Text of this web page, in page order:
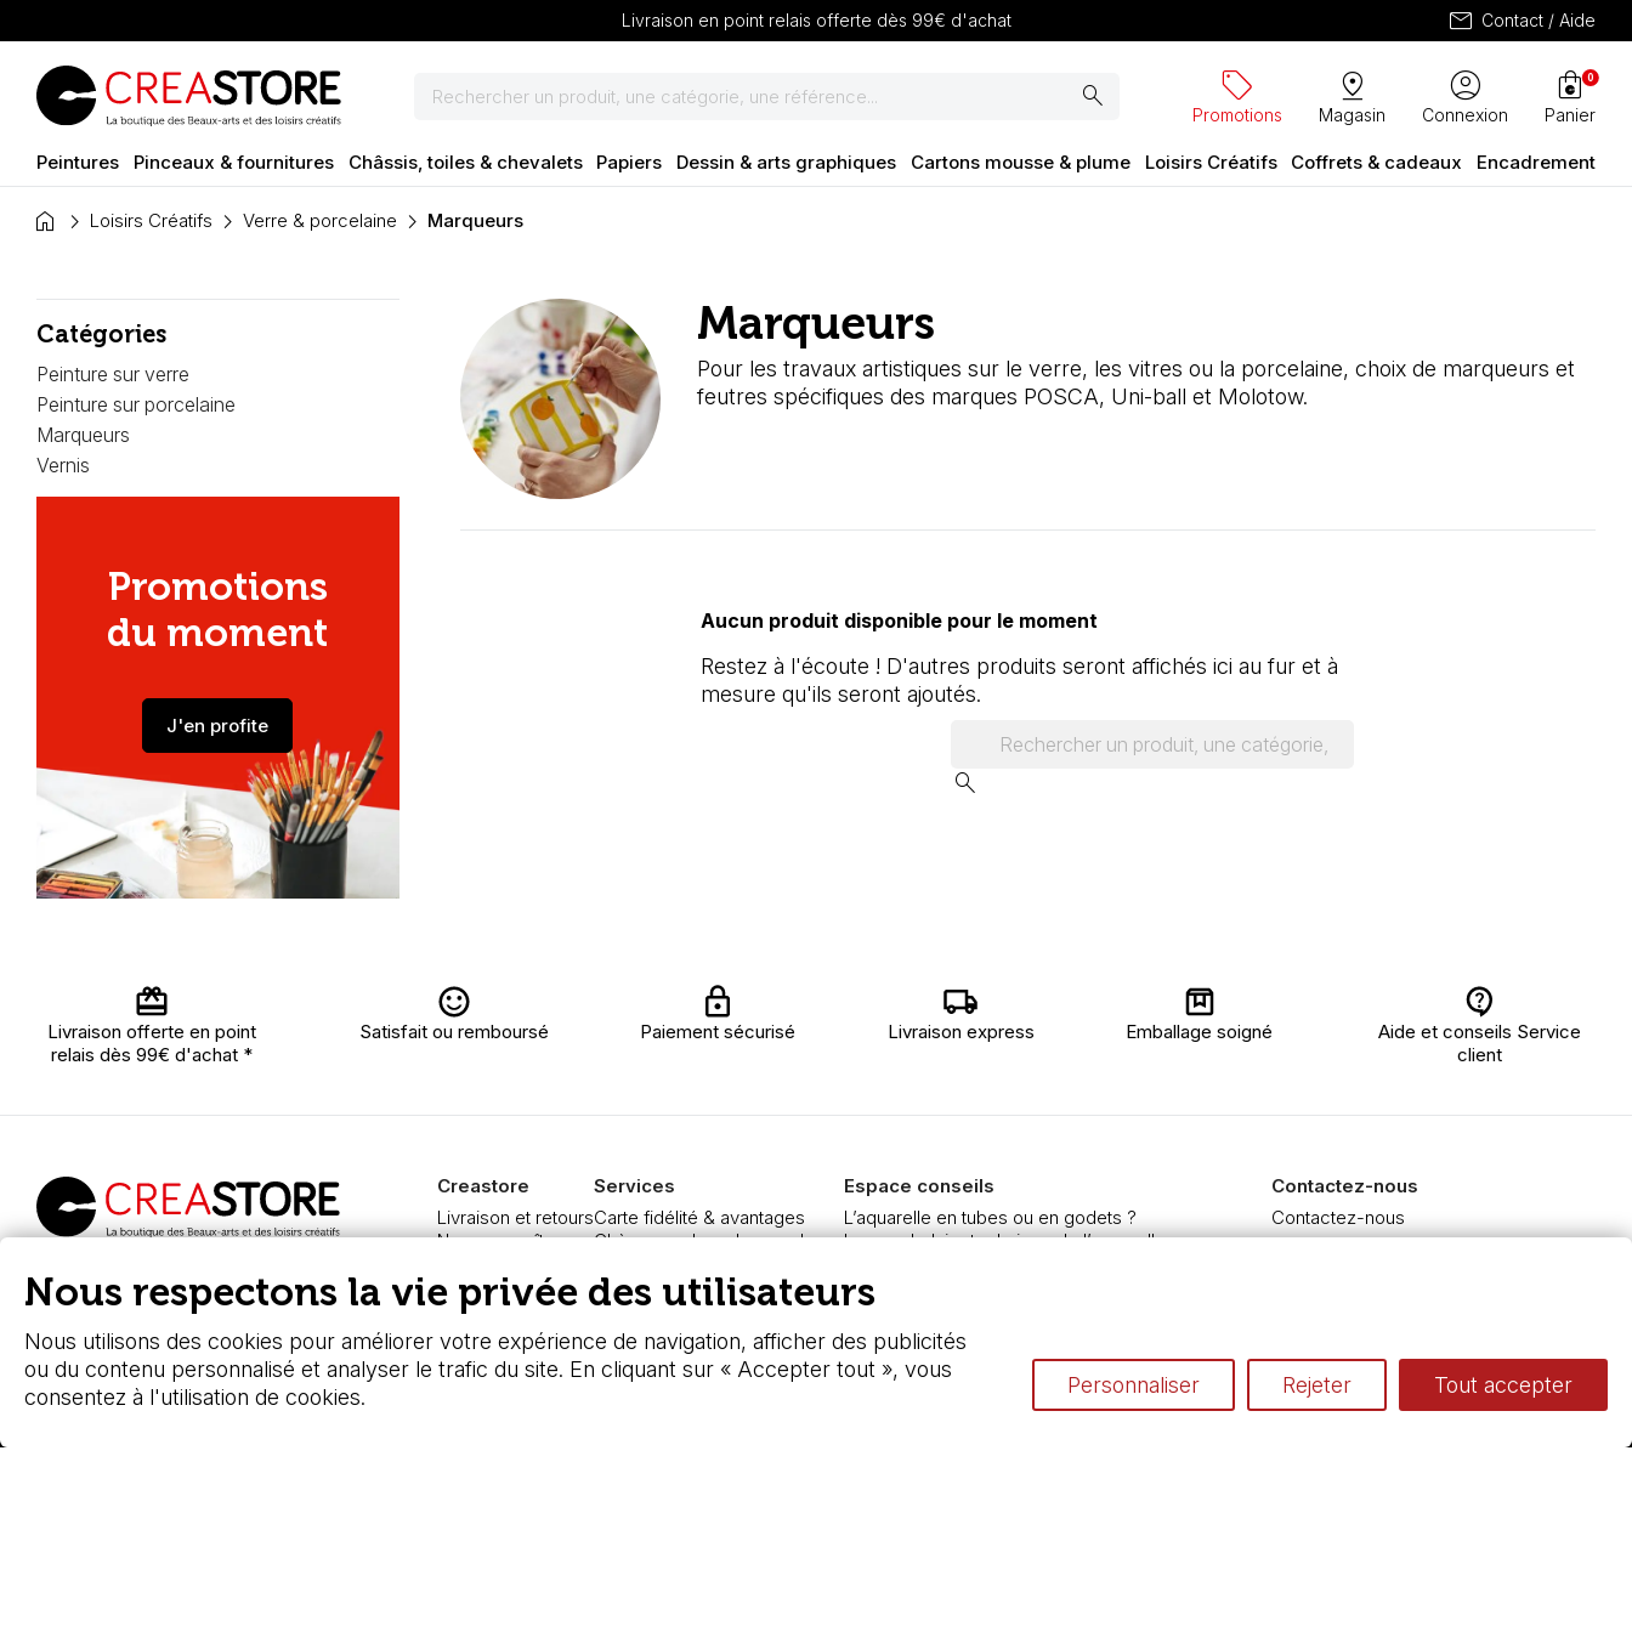
Livraison en point relais offerte dès 99€ d'achat mail Contact / Aide
search sell
Promotions
pin_drop
Magasin
account_circle
Connexion
shopping_bag
Panier
0
Peintures Pinceaux & fournitures Châssis, toiles & chevalets Papiers Dessin & arts graphiques Cartons mousse & plume Loisirs Créatifs Coffrets & cadeaux Encadrement
home Loisirs Créatifs Verre & porcelaine Marqueurs
Catégories
Peinture sur verre
Peinture sur porcelaine
Marqueurs
Vernis
Promotions
du moment
J'en profite
Marqueurs
Pour les travaux artistiques sur le verre, les vitres ou la porcelaine, choix de marqueurs et
feutres spécifiques des marques POSCA, Uni-ball et Molotow.
Aucun produit disponible pour le moment
Restez à l'écoute ! D'autres produits seront affichés ici au fur et à
mesure qu'ils seront ajoutés.
search
Livraison offerte en point
relais dès 99€ d'achat *
Satisfait ou remboursé Paiement sécurisé Livraison express Emballage soigné
Aide et conseils Service
client
fournitures beaux-arts
Creastore
Livraison et retours
Nous connaître
FAQ
Boutique à Angers
Services
Carte fidélité & avantages
Chèque cadeau, bon cadeaux
Pass culture - mode d'emploi
Nos promotions en cours
Espace conseils
L’aquarelle en tubes ou en godets ?
Le vocabulaire technique de l’aquarelle
Préparer une toile pour peinture à l'huile et acrylique
Nettoyage et entretien des pinceaux
Contactez-nous
Contactez-nous
Nous respectons la vie privée des utilisateurs
Nous utilisons des cookies pour améliorer votre expérience de navigation, afficher des publicités
ou du contenu personnalisé et analyser le trafic du site. En cliquant sur « Accepter tout », vous
consentez à l'utilisation de cookies.
Personnaliser Rejeter Tout accepter